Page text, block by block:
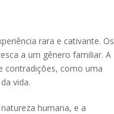
rara e cativante. Os
a um gênero familiar. A
contradições, como uma
vida.
humana, e a